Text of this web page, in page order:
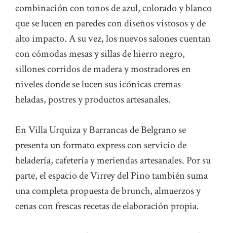
combinación con tonos de azul, colorado y blanco
que se lucen en paredes con diseños vistosos y de
alto impacto. A su vez, los nuevos salones cuentan
con cómodas mesas y sillas de hierro negro,
sillones corridos de madera y mostradores en
niveles donde se lucen sus icónicas cremas
heladas, postres y productos artesanales.
En Villa Urquiza y Barrancas de Belgrano se
presenta un formato express con servicio de
heladería, cafetería y meriendas artesanales. Por su
parte, el espacio de Virrey del Pino también suma
una completa propuesta de brunch, almuerzos y
cenas con frescas recetas de elaboración propia.